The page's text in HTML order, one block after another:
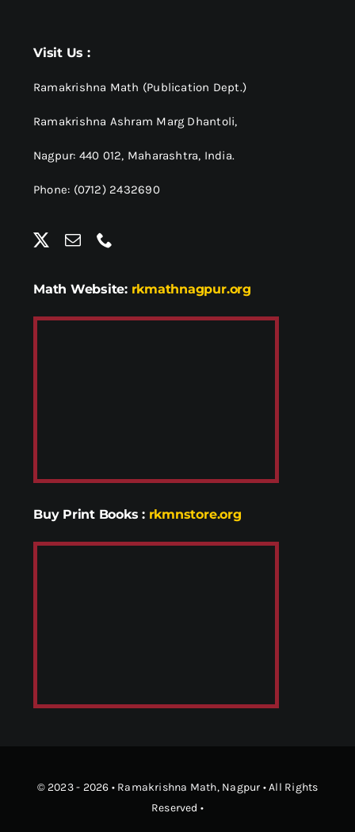
Visit Us :
Ramakrishna Math (Publication Dept.)
Ramakrishna Ashram Marg Dhantoli,
Nagpur: 440 012, Maharashtra, India.
Phone: (0712) 2432690
Math Website: rkmathnagpur.org
Buy Print Books : rkmnstore.org
© 2023 - 2026 • Ramakrishna Math, Nagpur • All Rights
Reserved •